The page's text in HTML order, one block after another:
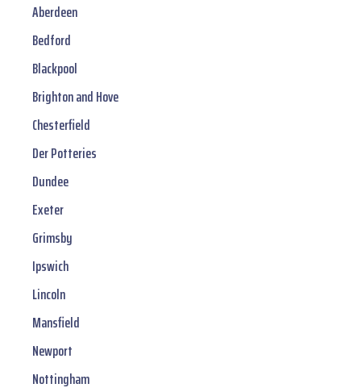
Aberdeen
Bedford
Blackpool
Brighton and Hove
Chesterfield
Der Potteries
Dundee
Exeter
Grimsby
Ipswich
Lincoln
Mansfield
Newport
Nottingham